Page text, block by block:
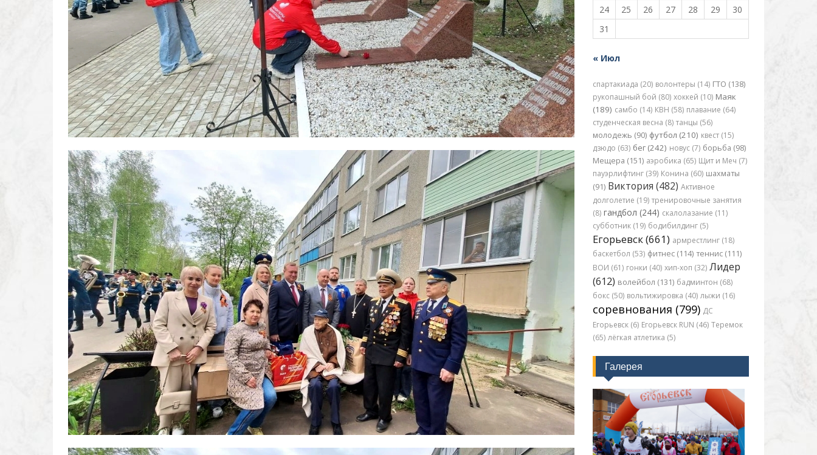
24
25 26 27 28 29
30
31
« Июл
спартакиада (20) волонтеры (14) ГТО (138)
рукопашный бой (80) хоккей (10) Маяк
(189) самбо (14) КВН (58) плавание (64)
студенческая весна (8) танцы (56)
молодежь (90) футбол (210) квест (15)
дзюдо (63) бег (242) новус (7) борьба (98)
Мещера (151) аэробика (65) Щит и Меч (7)
пауэрлифтинг (39) Конина (60) шахматы
(91) Виктория (482) Активное
долголетие (19) тренировочные занятия
(8) гандбол (244) скалолазание (11)
субботник (19) бодибилдинг (5)
Егорьевск (661) армрестлинг (18)
баскетбол (53) фитнес (114) теннис (111)
ВОИ (61) гонки (40) хип-хоп (32) Лидер
(612) волейбол (131) бадминтон (68)
бокс (50) вольтижировка (40) лыжи (16)
соревнования (799) ДС
Егорьевск (6) Егорьевск RUN (46) Теремок
(65) лёгкая атлетика (5)
Галерея